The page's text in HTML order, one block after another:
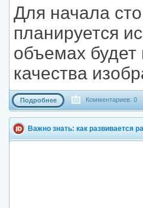
Для начала
планируется
объемах будет
качества
Подробнее Комментариев: 0
Важно знать: как развивается